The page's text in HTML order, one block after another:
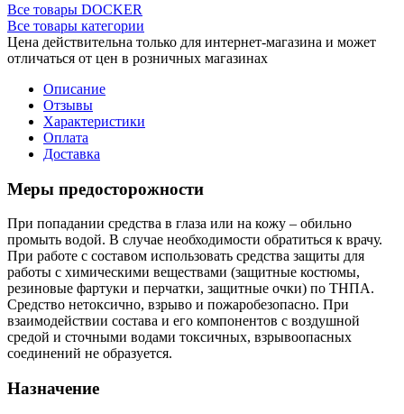
Все товары DOCKER
Все товары категории
Цена действительна только для интернет-магазина и может
отличаться от цен в розничных магазинах
Описание
Отзывы
Характеристики
Оплата
Доставка
Меры предосторожности
При попадании средства в глаза или на кожу – обильно
промыть водой. В случае необходимости обратиться к врачу.
При работе с составом использовать средства защиты для
работы с химическими веществами (защитные костюмы,
резиновые фартуки и перчатки, защитные очки) по ТНПА.
Средство нетоксично, взрыво и пожаробезопасно. При
взаимодействии состава и его компонентов с воздушной
средой и сточными водами токсичных, взрывоопасных
соединений не образуется.
Назначение